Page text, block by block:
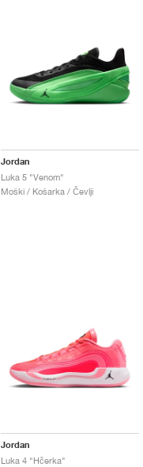
Jordan
Luka 5 "Venom"
Moški / Košarka / Čevlji
Jordan
Luka 4 "Hčerka"